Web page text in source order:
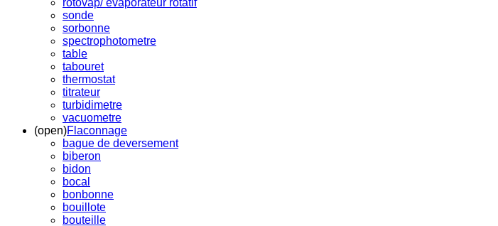
sonde
sorbonne
spectrophotometre
table
tabouret
thermostat
titrateur
turbidimetre
vacuometre
(open)Flaconnage
bague de deversement
biberon
bidon
bocal
bonbonne
bouillote
bouteille